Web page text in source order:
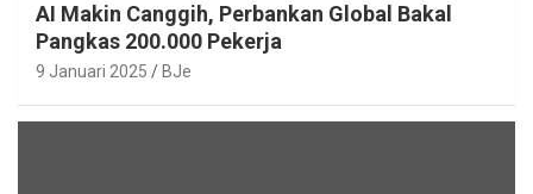
AI Makin Canggih, Perbankan Global Bakal
Pangkas 200.000 Pekerja
9 Januari 2025 BJe